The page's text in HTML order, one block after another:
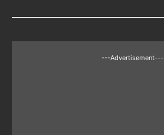
---Advertisement---